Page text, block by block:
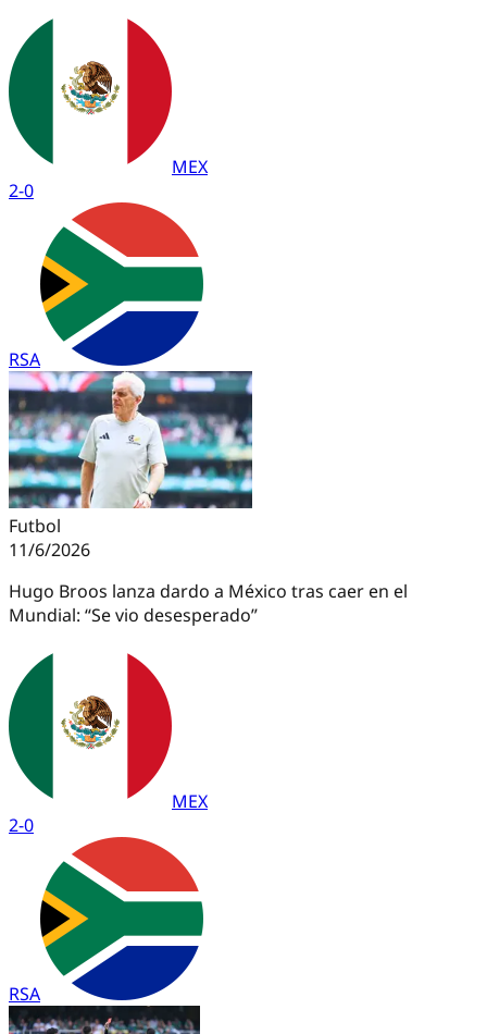
MEX
2-0
RSA
Futbol
11/6/2026
Hugo Broos lanza dardo a México tras caer en el
Mundial: “Se vio desesperado”
MEX
2-0
RSA